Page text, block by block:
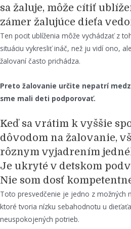
sa žaluje, môže cítiť
zámer žalujúce dieťa
Ten pocit ublíženia môže vychádzať z
situáciu vykresliť ináč, než ju vidí ono,
žalovaní často prichádza.
Preto žalovanie určite nepatrí
sme mali deti podporovať.
Keď sa vrátim k vyššie
dôvodom na žalovanie,
rôznym vyjadrením
Je ukryté v detskom
Nie som dosť
Toto presvedčenie je jedno z možných
ktoré tvoria nízku sebahodnotu u
neuspokojených potrieb.